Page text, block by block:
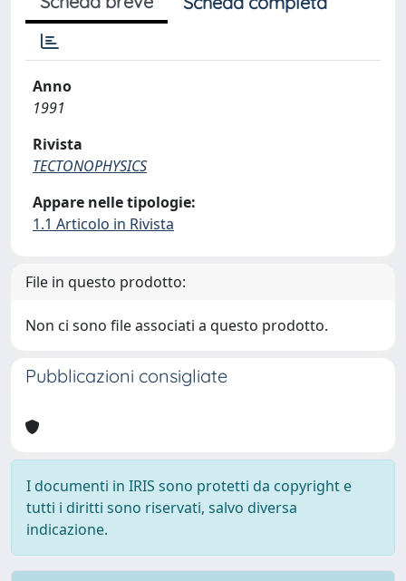
Anno
1991
Rivista
TECTONOPHYSICS
Appare nelle tipologie:
1.1 Articolo in Rivista
File in questo prodotto:
Non ci sono file associati a questo prodotto.
Pubblicazioni consigliate
I documenti in IRIS sono protetti da copyright e
tutti i diritti sono riservati, salvo diversa
indicazione.